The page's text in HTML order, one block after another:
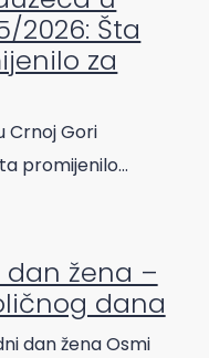
2026: Šta
za
Crnoj Gori
promijenilo…
žena –
dana
dan žena Osmi